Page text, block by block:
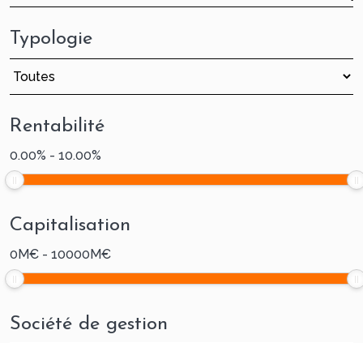
Typologie
Rentabilité
0.00% - 10.00%
Capitalisation
0M€ - 10000M€
Société de gestion